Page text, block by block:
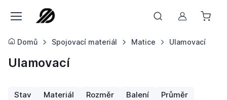
Můj účet
Domů Spojovací materiál Matice Ulamovací
Ulamovací
Stav Materiál Rozměr Balení Průměr